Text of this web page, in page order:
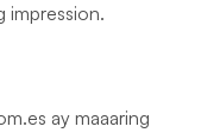
impression.
ay maaaring